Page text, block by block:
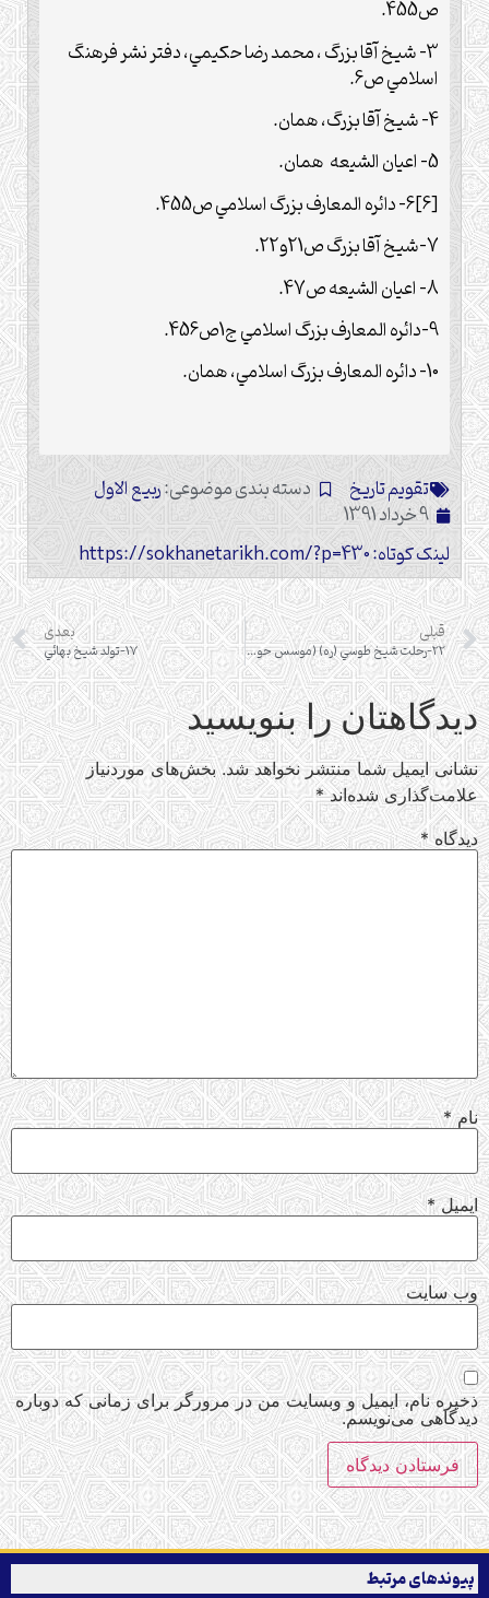
ص455.
3- شيخ آقا بزرگ ، محمد رضا حكيمي، دفتر نشر فرهنگ
اسلامي ص6.
4- شيخ آقا بزرگ، همان.
5- اعيان الشيعه همان.
[6]
6- دائره المعارف بزرگ اسلامي ص455.
7-شيخ آقا بزرگ ص21و22.
8- اعيان الشيعه ص47.
9-دائره المعارف بزرگ اسلامي ج1ص456.
10- دائره المعارف بزرگ اسلامي، همان.
تقویم تاریخ دسته بندی موضوعی:ربیع الاول
9 خرداد 1391
لینک کوتاه: https://sokhanetarikh.com/?p=430
قبلی
22-رحلت شيخ طوسي (ره) (موسس حوزة علمية نجف)
بعدی
17-تولد شيخ بهائي
دیدگاهتان را بنویسید
نشانی ایمیل شما منتشر نخواهد شد. بخش‌های موردنیاز
علامت‌گذاری شده‌اند*
دیدگاه*
نام*
ایمیل*
وب‌ سایت
ذخیره نام، ایمیل و وبسایت من در مرورگر برای زمانی که دوباره
دیدگاهی می‌نویسم.
پیوندهای مرتبط